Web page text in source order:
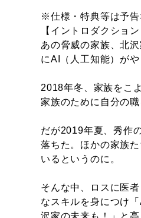
※仕様・特典等は予告
【イントロダクション
あの脅威の家族、北
にAI（人工知能）がや
2018年冬、家族をこ
家族のために自分の
だが2019年夏、秀作
落ちた。ほかの家族
いるというのに。
そんな中、ロスに医
なスキルを身につけ
沢家の未来も！」と